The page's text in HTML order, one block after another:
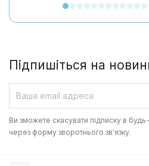
Підпишіться на
Ви зможете скасувати підписку в
через форму зворотнього зв'язку.